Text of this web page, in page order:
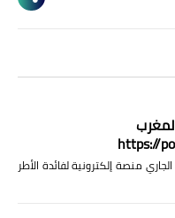
https://
منصة إلكترونية لفائدة الأطر